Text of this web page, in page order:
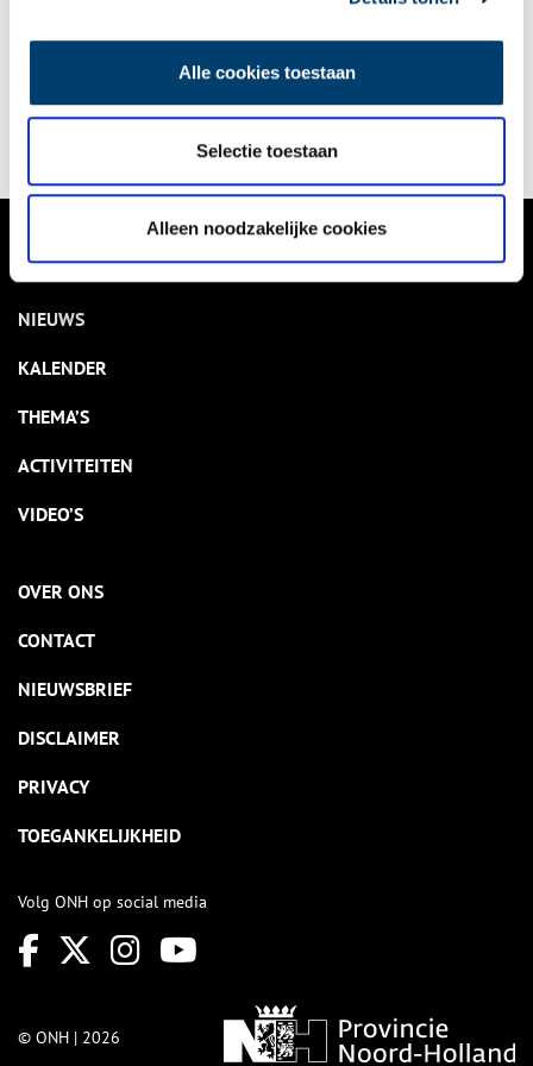
Alle cookies toestaan
Selectie toestaan
Alleen noodzakelijke cookies
Delen
VERHALEN
NIEUWS
KALENDER
THEMA’S
ACTIVITEITEN
VIDEO’S
OVER ONS
CONTACT
NIEUWSBRIEF
DISCLAIMER
PRIVACY
TOEGANKELIJKHEID
Volg ONH op social media
© ONH | 2026